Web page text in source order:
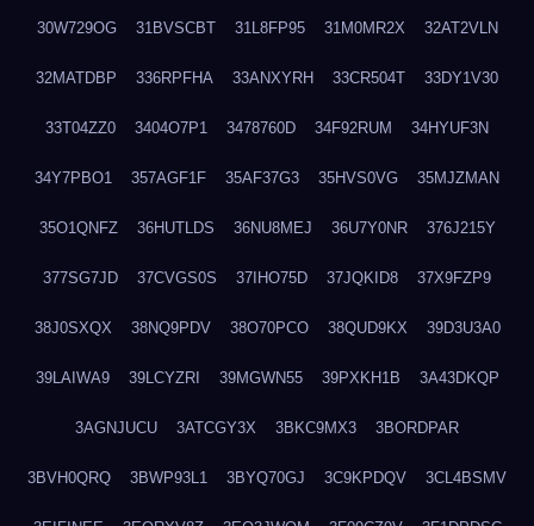
30W729OG 31BVSCBT 31L8FP95 31M0MR2X 32AT2VLN
32MATDBP 336RPFHA 33ANXYRH 33CR504T 33DY1V30
33T04ZZ0 3404O7P1 3478760D 34F92RUM 34HYUF3N
34Y7PBO1 357AGF1F 35AF37G3 35HVS0VG 35MJZMAN
35O1QNFZ 36HUTLDS 36NU8MEJ 36U7Y0NR 376J215Y
377SG7JD 37CVGS0S 37IHO75D 37JQKID8 37X9FZP9
38J0SXQX 38NQ9PDV 38O70PCO 38QUD9KX 39D3U3A0
39LAIWA9 39LCYZRI 39MGWN55 39PXKH1B 3A43DKQP
3AGNJUCU 3ATCGY3X 3BKC9MX3 3BORDPAR
3BVH0QRQ 3BWP93L1 3BYQ70GJ 3C9KPDQV 3CL4BSMV